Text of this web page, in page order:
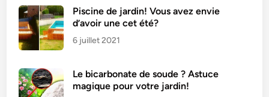
Piscine de jardin! Vous avez envie
d’avoir une cet été?
6 juillet 2021
Le bicarbonate de soude ? Astuce
magique pour votre jardin!